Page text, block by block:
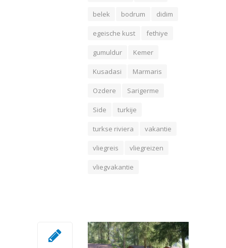
belek bodrum didim
egeische kust fethiye
gumuldur Kemer
Kusadasi Marmaris
Ozdere Sarigerme
Side turkije
turkse riviera vakantie
vliegreis vliegreizen
vliegvakantie